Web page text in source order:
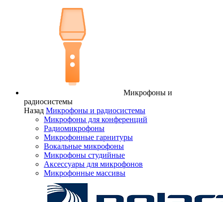
Микрофоны и
радиосистемы
Назад Микрофоны и радиосистемы
Микрофоны для конференций
Радиомикрофоны
Микрофонные гарнитуры
Вокальные микрофоны
Микрофоны студийные
Аксессуары для микрофонов
Микрофонные массивы